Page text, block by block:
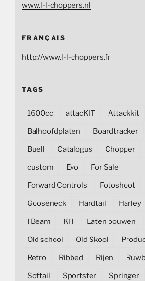
www.l-l-choppers.nl
FRANÇAIS
http://www.l-l-choppers.fr
TAGS
1600cc attacKIT Attackkit
Balhoofdplaten Boardtracker
Buell Catalogus Chopper
custom Evo For Sale
Forward Controls Fotoshoot
Gooseneck Hardtail Harley
I Beam KH Laten bouwen
Old school Old Skool
Retro Ribbed Rijen
Softail Sportster Springer